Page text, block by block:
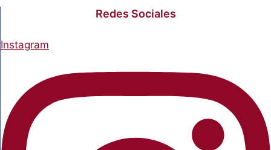
Redes Sociales
Instagram